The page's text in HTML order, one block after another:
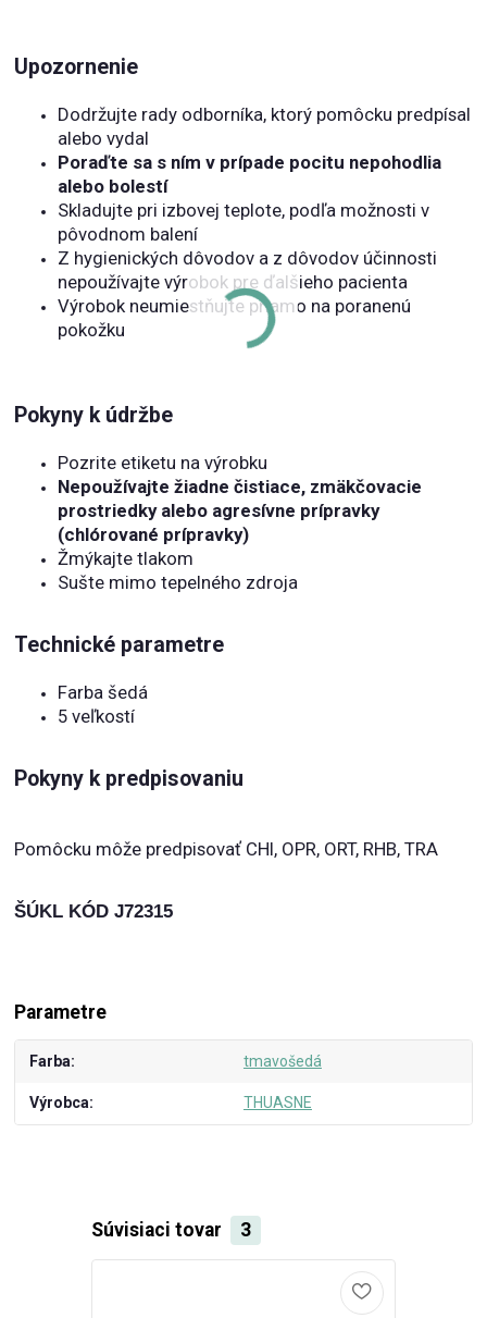
Upozornenie
Dodržujte rady odborníka, ktorý pomôcku predpísal
alebo vydal
Poraďte sa s ním v prípade pocitu nepohodlia
alebo bolestí
Skladujte pri izbovej teplote, podľa možnosti v
pôvodnom balení
Z hygienických dôvodov a z dôvodov účinnosti
nepoužívajte výrobok pre ďalšieho pacienta
Výrobok neumiestňujte priamo na poranenú
pokožku
Pokyny k údržbe
Pozrite etiketu na výrobku
Nepoužívajte žiadne čistiace, zmäkčovacie
prostriedky alebo agresívne prípravky
(chlórované prípravky)
Žmýkajte tlakom
Sušte mimo tepelného zdroja
Technické parametre
Farba šedá
5 veľkostí
Pokyny k predpisovaniu
Pomôcku môže predpisovať CHI, OPR, ORT, RHB, TRA
ŠÚKL KÓD J72315
Parametre
Farba tmavošedá
Výrobca THUASNE
Súvisiaci tovar 3